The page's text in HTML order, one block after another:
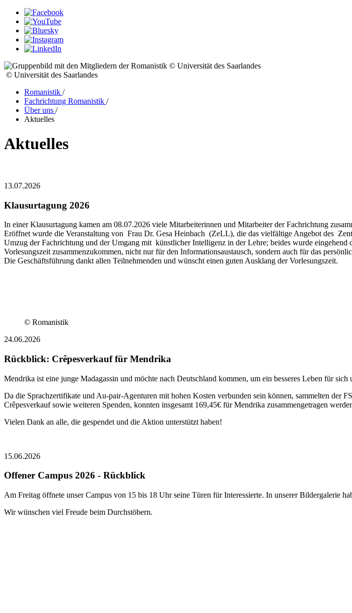
© Universität des Saarlandes
© Universität des Saarlandes
Romanistik /
Fachrichtung Romanistik /
Über uns /
Aktuelles
Aktuelles
13.07.2026
Klausurtagung 2026
In einer Klausurtagung kamen am 08.07.2026 viele Mitarbeiterinnen und Mitarbeiter der Fachrichtung
Eröffnet wurde die Veranstaltung von Frau Dr. Gesa Heinbach (ZeLL), die das vielfältige Angebot des
Umzug der Fachrichtung und der Umgang mit künstlicher Intelligenz in der Lehre; beides wurde
Vorlesungszeit zusammenzukommen, nicht nur für den Informationsaustausch, sondern auch für das
Die Geschäftsführung dankt allen Teilnehmenden und wünscht einen guten Ausklang der Vorlesungszeit.
© Romanistik
24.06.2026
Rückblick: Crêpesverkauf für Mendrika
Mendrika ist eine junge Madagassin und möchte nach Deutschland kommen, um ein besseres Leben für
Da die Sprachzertifikate und Au-pair-Agenturen mit hohen Kosten verbunden sein können, sammelten der
Crêpesverkauf sowie weiteren Spenden, konnten insgesamt 169,45€ für Mendrika zusammengetragen
Vielen Dank an alle, die gespendet und die Aktion unterstützt haben!
15.06.2026
Offener Campus 2026 - Rückblick
Am Freitag öffnete unser Campus von 15 bis 18 Uhr seine Türen für Interessierte. In unserer Bildergalerie
Wir wünschen viel Freude beim Durchstöbern.